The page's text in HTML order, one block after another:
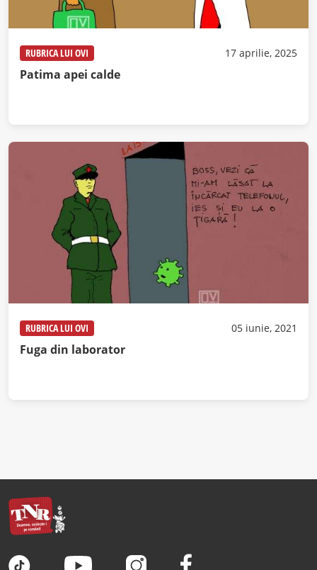
RUBRICA LUI OVI 17 aprilie, 2025
Patima apei calde
RUBRICA LUI OVI 05 iunie, 2021
Fuga din laborator